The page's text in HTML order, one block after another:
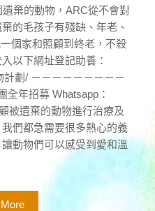
棄的動物，ARC從不會對
的毛孩子有殘缺、年老、
個家和照顧到終老，不殺
以下網址登記助養：
劃/ －－－－－－－－－
全年招募 Whatsapp：
被遺棄的動物進行治療及
們都急需要很多熱心的義
動物們可以感受到愛和溫